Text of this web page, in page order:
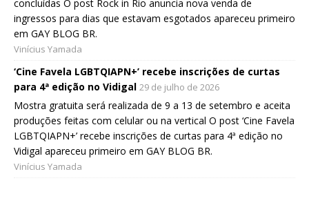
concluídas O post Rock in Rio anuncia nova venda de
ingressos para dias que estavam esgotados apareceu primeiro
em GAY BLOG BR.
Vinícius Yamada
‘Cine Favela LGBTQIAPN+’ recebe inscrições de curtas
para 4ª edição no Vidigal 29 de julho de 2026
Mostra gratuita será realizada de 9 a 13 de setembro e aceita
produções feitas com celular ou na vertical O post ‘Cine Favela
LGBTQIAPN+’ recebe inscrições de curtas para 4ª edição no
Vidigal apareceu primeiro em GAY BLOG BR.
Vinícius Yamada